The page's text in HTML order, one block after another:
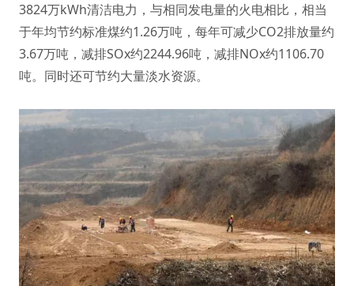
3824万kWh清洁电力，与相同发电量的火电相比，相当
于年均节约标准煤约1.26万吨，每年可减少CO2排放量约
3.67万吨，减排SOx约2244.96吨，减排NOx约1106.70
吨。同时还可节约大量淡水资源。